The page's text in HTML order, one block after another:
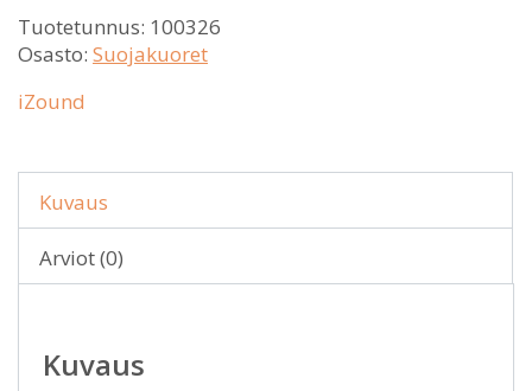
Tuotetunnus: 100326
Osasto: Suojakuoret
iZound
Kuvaus
Arviot (0)
Kuvaus